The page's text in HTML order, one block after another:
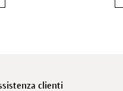
clienti